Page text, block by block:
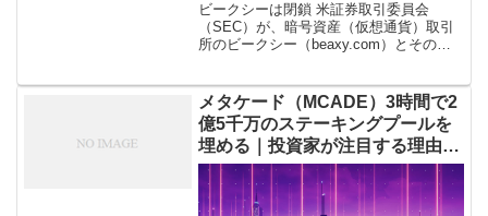
ビークシーは閉鎖 米証券取引委員会
（SEC）が、暗号資産（仮想通貨）取引
所のビークシー（beaxy.com）とその幹
引所・仲介業者・清算機関とし […]
メタケード（MCADE）3時間で2
億5千万のステーキングプールを
埋める｜投資家が注目する理由と
は？